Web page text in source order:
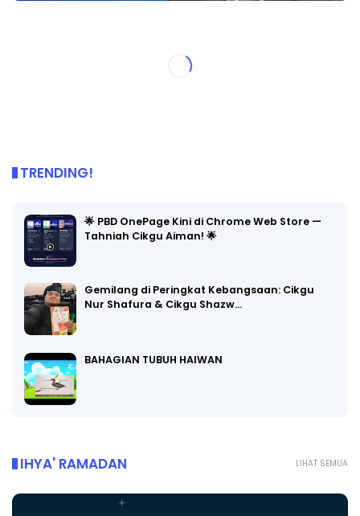
TRENDING!
🌟 PBD OnePage Kini di Chrome Web Store —
Tahniah Cikgu Aiman! 🌟
Gemilang di Peringkat Kebangsaan: Cikgu
Nur Shafura & Cikgu Shazw…
BAHAGIAN TUBUH HAIWAN
LIHAT SEMUA
IHYA' RAMADAN